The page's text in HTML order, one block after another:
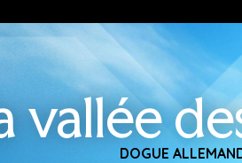
vallée
DOGUE